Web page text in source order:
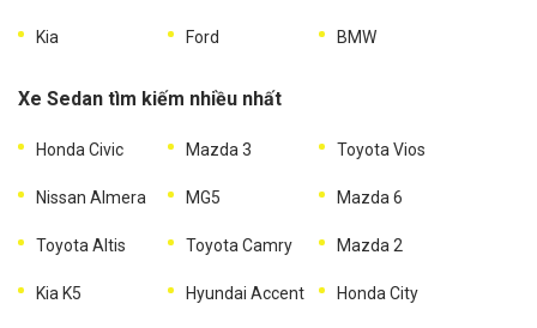
Kia Ford BMW
Xe Sedan tìm kiếm nhiều nhất
Honda Civic Mazda 3 Toyota Vios
Nissan Almera MG5 Mazda 6
Toyota Altis Toyota Camry Mazda 2
Kia K5 Hyundai Accent Honda City